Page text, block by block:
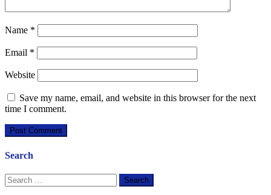
Name *
Email *
Website
Save my name, email, and website in this browser for the next
time I comment.
Search
Search
for: